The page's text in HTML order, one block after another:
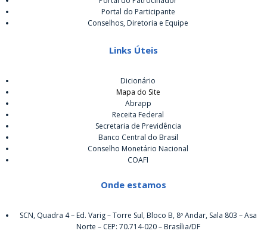
Portal do Participante
Conselhos, Diretoria e Equipe
Links Úteis
Dicionário
Mapa do Site
Abrapp
Receita Federal
Secretaria de Previdência
Banco Central do Brasil
Conselho Monetário Nacional
COAFI
Onde estamos
SCN, Quadra 4 – Ed. Varig – Torre Sul, Bloco B, 8º Andar, Sala 803 – Asa
Norte – CEP: 70.714-020 – Brasília/DF